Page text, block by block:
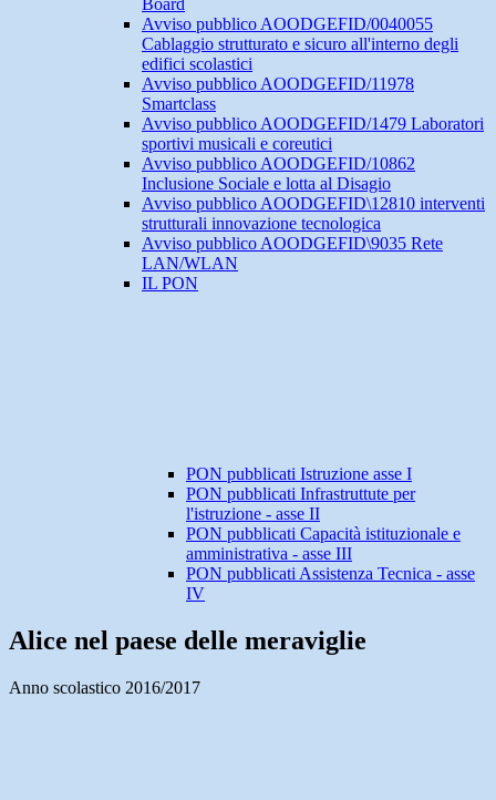
Board
Avviso pubblico AOODGEFID/0040055
Cablaggio strutturato e sicuro all'interno degli
edifici scolastici
Avviso pubblico AOODGEFID/11978
Smartclass
Avviso pubblico AOODGEFID/1479 Laboratori
sportivi musicali e coreutici
Avviso pubblico AOODGEFID/10862
Inclusione Sociale e lotta al Disagio
Avviso pubblico AOODGEFID\12810 interventi
strutturali innovazione tecnologica
Avviso pubblico AOODGEFID\9035 Rete
LAN/WLAN
IL PON
PON pubblicati Istruzione asse I
PON pubblicati Infrastruttute per
l'istruzione - asse II
PON pubblicati Capacità istituzionale e
amministrativa - asse III
PON pubblicati Assistenza Tecnica - asse
IV
Alice nel paese delle meraviglie
Anno scolastico 2016/2017